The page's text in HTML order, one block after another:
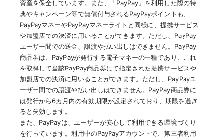
資産を保全しています。また、「PayPay」を利用した際の特
典やキャンペーン等で無償付与されるPayPayポイントも、
PayPayマネーやPayPayマネーライトと同様に、提携サービス
や加盟店での決済に用いることができます。ただし、PayPay
ユーザー間での送金、譲渡や払い出しはできません。PayPay
商品券は、PayPayが発行する電子マネーの一種であり、これ
を取得して当該PayPay商品券にて指定された提携サービスや
加盟店での決済に用いることができます。ただし、PayPayユ
ーザー間での譲渡や払い出しはできません。PayPay商品券に
は発行から6カ月内の有効期限が設定されており、期限を過ぎ
ると失効します。
また、PayPayは、ユーザーが安心して利用できる環境づくり
を行っています。利用中のPayPayアカウントで、第三者利用